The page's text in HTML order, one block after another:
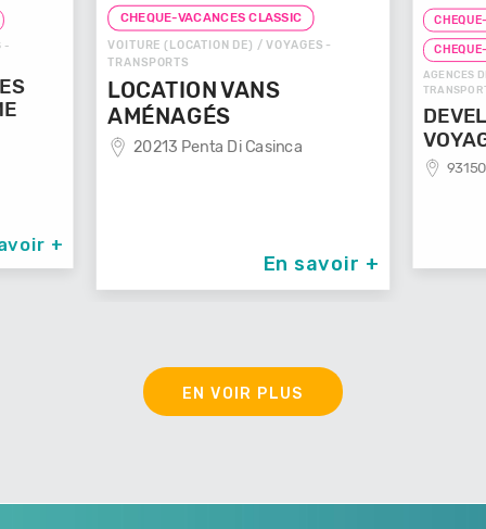
+
CHEQUE-VACANCES CLASSIC
VOITURE (LOCATION DE) / VOYAGES -
TRANSPORTS
LOCATION VANS
AMÉNAGÉS
20213 Penta Di Casinca
En savoir +
CHEQUE-
CHEQUE-
AGENCES DE
TRANSPORTS
93150
EN VOIR PLUS